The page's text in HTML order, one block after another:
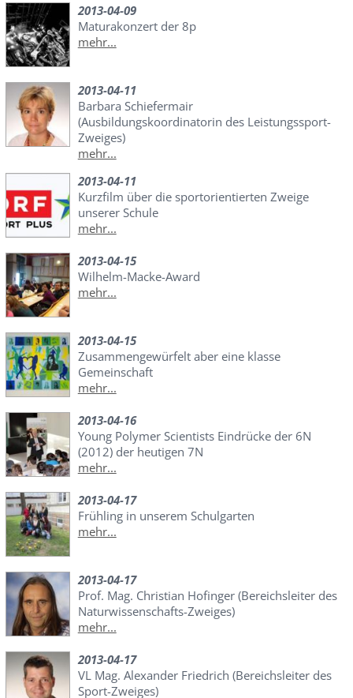
2013-04-09
Maturakonzert der 8p
mehr...
2013-04-11
Barbara Schiefermair
(Ausbildungskoordinatorin des Leistungssport-
Zweiges)
mehr...
2013-04-11
Kurzfilm über die sportorientierten Zweige
unserer Schule
mehr...
2013-04-15
Wilhelm-Macke-Award
mehr...
2013-04-15
Zusammengewürfelt aber eine klasse
Gemeinschaft
mehr...
2013-04-16
Young Polymer Scientists Eindrücke der 6N
(2012) der heutigen 7N
mehr...
2013-04-17
Frühling in unserem Schulgarten
mehr...
2013-04-17
Prof. Mag. Christian Hofinger (Bereichsleiter des
Naturwissenschafts-Zweiges)
mehr...
2013-04-17
VL Mag. Alexander Friedrich (Bereichsleiter des
Sport-Zweiges)